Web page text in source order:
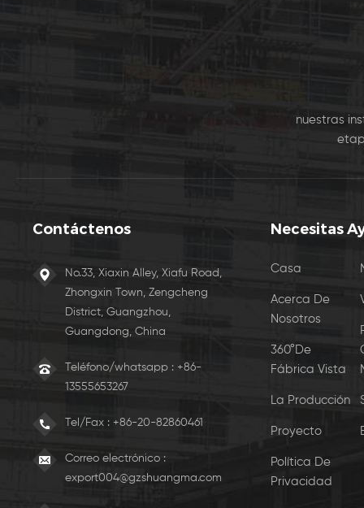
nuestras
Contáctenos
No.33, Xiaxin Alley, Xiafu Road,
Zhongxin Town, Zengcheng
District, Guangzhou,
Guangdong, China
Teléfono/whatsapp : +86-
13555653267
Tel/Fax : +86-20-82860461
Correo electrónico :
export004@gzshuangma.com
Necesitas
Casa
Acerca De
Nosotros
360°De
Fábrica Vista
La Producción
Proyecto
Política De
Privacidad